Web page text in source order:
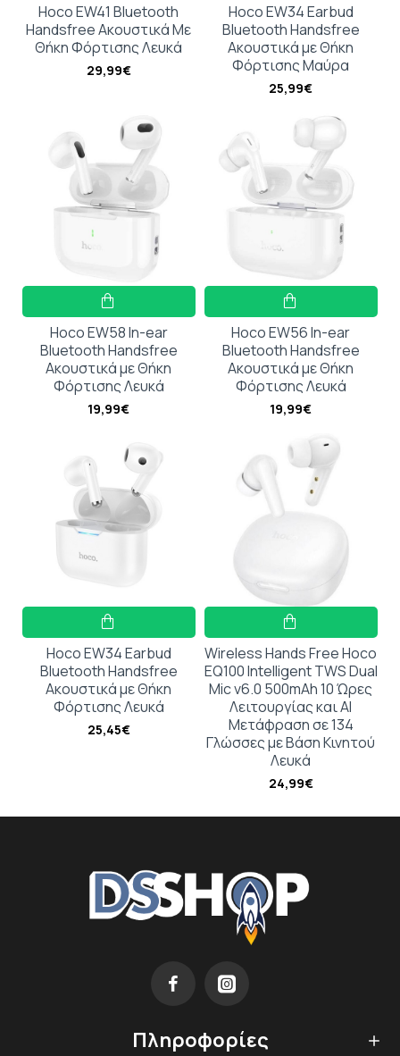
Hoco EW41 Bluetooth
Handsfree Ακουστικά Με
Θήκη Φόρτισης Λευκά
29,99€
Hoco EW34 Earbud
Bluetooth Handsfree
Ακουστικά με Θήκη
Φόρτισης Μαύρα
25,99€
Hoco EW58 In-ear
Bluetooth Handsfree
Ακουστικά με Θήκη
Φόρτισης Λευκά
19,99€
Hoco EW56 In-ear
Bluetooth Handsfree
Ακουστικά με Θήκη
Φόρτισης Λευκά
19,99€
Hoco EW34 Earbud
Bluetooth Handsfree
Ακουστικά με Θήκη
Φόρτισης Λευκά
25,45€
Wireless Hands Free Hoco
EQ100 Intelligent TWS Dual
Mic v6.0 500mAh 10 Ώρες
Λειτουργίας και AI
Μετάφραση σε 134
Γλώσσες με Βάση Κινητού
Λευκά
24,99€
Πληροφορίες